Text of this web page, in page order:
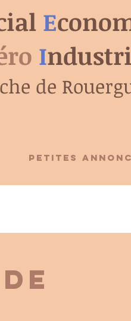
E
I
de
PETITES